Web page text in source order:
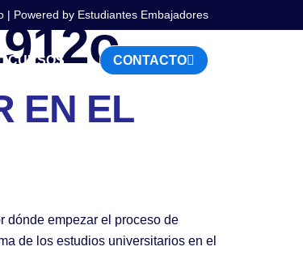
| Powered by Estudiantes Embajadores
CURSOS CONTACTO
EN EL
dónde empezar el proceso de
de los estudios universitarios en el